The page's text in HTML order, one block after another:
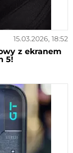
15.03.2026, 18:52
z ekranem
5!